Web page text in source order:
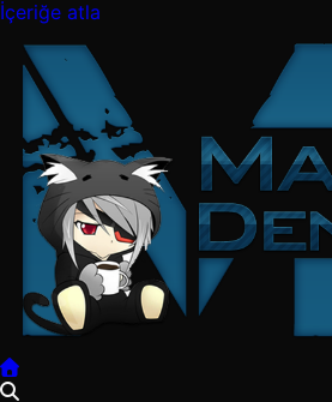
İçeriğe atla